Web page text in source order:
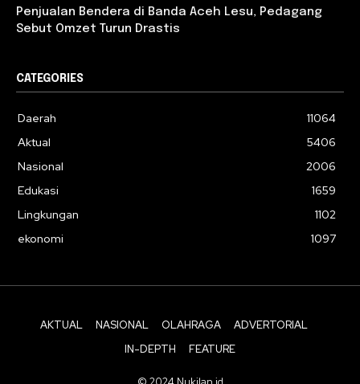
Penjualan Bendera di Banda Aceh Lesu, Pedagang
Sebut Omzet Turun Drastis
CATEGORIES
Daerah
11064
Aktual
5406
Nasional
2006
Edukasi
1659
Lingkungan
1102
ekonomi
1097
AKTUAL NASIONAL OLAHRAGA
ADVERTORIAL
IN-DEPTH
FEATURE